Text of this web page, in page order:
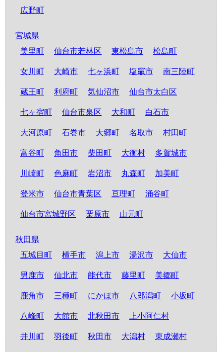
広野町
宮城県
美里町
仙台市若林区 東松島市 松島町
女川町 大崎市 七ヶ浜町 塩竈市 南三陸町
蔵王町 利府町 気仙沼市 仙台市太白区
七ヶ宿町 仙台市泉区 大和町 白石市
大河原町 石巻市 大郷町 名取市 村田町
富谷町 角田市 柴田町 大衡村 多賀城市
川崎町 色麻町 岩沼市 丸森町 加美町
登米市 仙台市青葉区 亘理町 涌谷町
仙台市宮城野区 栗原市 山元町
秋田県
五城目町
横手市 潟上市 湯沢市 大仙市
男鹿市 仙北市 能代市 藤里町 美郷町
鹿角市 三種町 にかほ市 八郎潟町 小坂町
八峰町 大館市 北秋田市 上小阿仁村
井川町 羽後町 秋田市 大潟村 東成瀬村